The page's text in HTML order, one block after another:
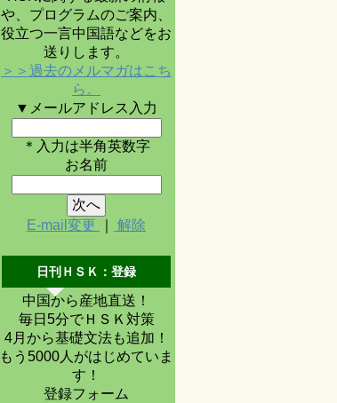
や、プログラムのご案内、
役立つ一言中国語などをお
送りします。
＞＞過去のメルマガはこち
ら。
▼メールアドレス入力
＊入力は半角英数字
お名前
E-mail変更 解除
日刊ＨＳＫ：登録
中国から産地直送！
毎日5分でＨＳＫ対策
4月から基礎文法も追加！
もう5000人がはじめていま
す！
登録フォーム